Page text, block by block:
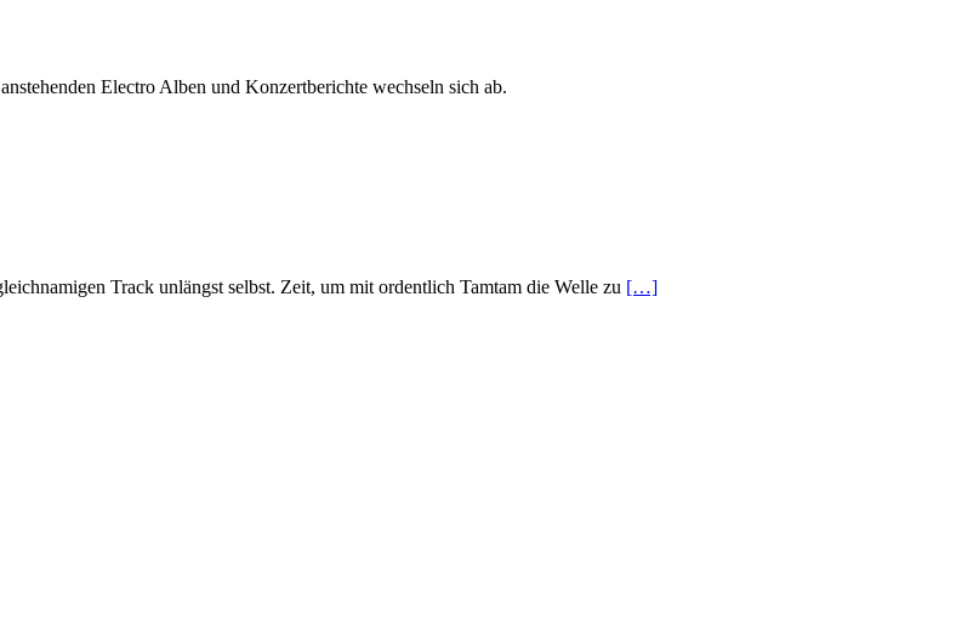
Electro Alben und Konzertberichte wechseln sich ab.
Track unlängst selbst. Zeit, um mit ordentlich Tamtam die Welle zu […]